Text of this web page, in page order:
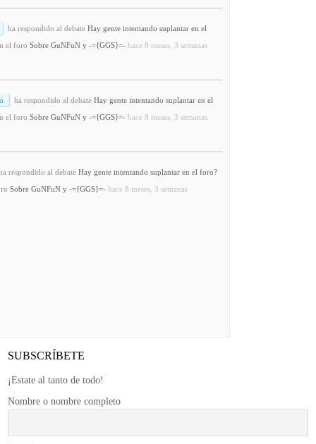
ha respondido al debate Hay gente intentando suplantar en el
el foro Sobre GuNFuN y -={GGS}=- hace 8 meses, 3 semanas
ha respondido al debate Hay gente intentando suplantar en el
el foro Sobre GuNFuN y -={GGS}=- hace 8 meses, 3 semanas
respondido al debate Hay gente intentando suplantar en el foro?
Sobre GuNFuN y -={GGS}=- hace 8 meses, 3 semanas
SUBSCRÍBETE
¡Estate al tanto de todo!
Nombre o nombre completo